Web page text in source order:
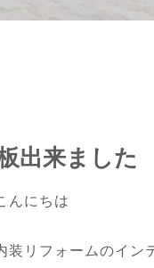
出来ました
んにちは
装リフォームのイン